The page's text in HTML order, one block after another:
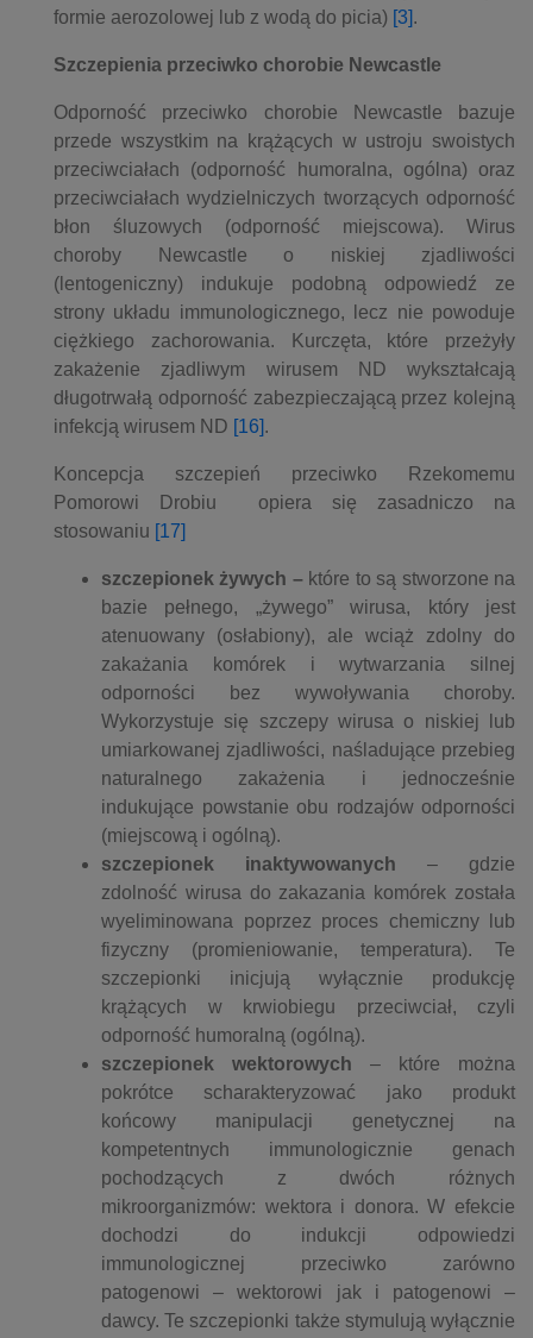
formie aerozolowej lub z wodą do picia) [3].
Szczepienia przeciwko chorobie Newcastle
Odporność przeciwko chorobie Newcastle bazuje
przede wszystkim na krążących w ustroju swoistych
przeciwciałach (odporność humoralna, ogólna) oraz
przeciwciałach wydzielniczych tworzących odporność
błon śluzowych (odporność miejscowa). Wirus
choroby Newcastle o niskiej zjadliwości
(lentogeniczny) indukuje podobną odpowiedź ze
strony układu immunologicznego, lecz nie powoduje
ciężkiego zachorowania. Kurczęta, które przeżyły
zakażenie zjadliwym wirusem ND wykształcają
długotrwałą odporność zabezpieczającą przez kolejną
infekcją wirusem ND [16].
Koncepcja szczepień przeciwko Rzekomemu
Pomorowi Drobiu opiera się zasadniczo na
stosowaniu [17]
szczepionek żywych –które to są stworzone na
bazie pełnego, „żywego” wirusa, który jest
atenuowany (osłabiony), ale wciąż zdolny do
zakażania komórek i wytwarzania silnej
odporności bez wywoływania choroby.
Wykorzystuje się szczepy wirusa o niskiej lub
umiarkowanej zjadliwości, naśladujące przebieg
naturalnego zakażenia i jednocześnie
indukujące powstanie obu rodzajów odporności
(miejscową i ogólną).
szczepionek inaktywowanych – gdzie
zdolność wirusa do zakazania komórek została
wyeliminowana poprzez proces chemiczny lub
fizyczny (promieniowanie, temperatura). Te
szczepionki inicjują wyłącznie produkcję
krążących w krwiobiegu przeciwciał, czyli
odporność humoralną (ogólną).
szczepionek wektorowych – które można
pokrótce scharakteryzować jako produkt
końcowy manipulacji genetycznej na
kompetentnych immunologicznie genach
pochodzących z dwóch różnych
mikroorganizmów: wektora i donora. W efekcie
dochodzi do indukcji odpowiedzi
immunologicznej przeciwko zarówno
patogenowi – wektorowi jak i patogenowi –
dawcy. Te szczepionki także stymulują wyłącznie